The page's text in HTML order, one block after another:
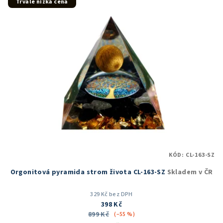
Orgonitová pyramida strom života CL-163-SZ Skladem v ČR
329 Kč bez DPH
398 Kč
899 Kč (–55 %)
KÓD: CL-163-SZ